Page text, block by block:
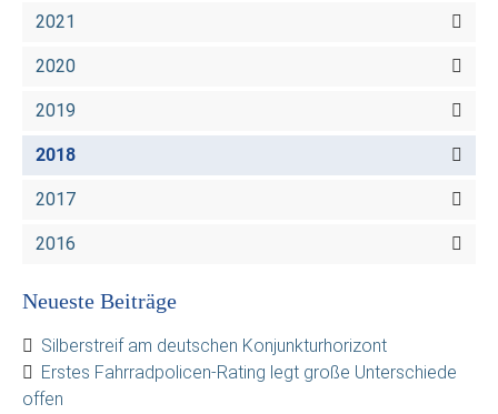
2021
2020
2019
2018
2017
2016
Neueste Beiträge
Silberstreif am deutschen Konjunkturhorizont
Erstes Fahrradpolicen-Rating legt große Unterschiede
offen